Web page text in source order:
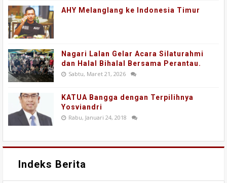
AHY Melanglang ke Indonesia Timur
Nagari Lalan Gelar Acara Silaturahmi
dan Halal Bihalal Bersama Perantau.
Sabtu, Maret 21, 2026
KATUA Bangga dengan Terpilihnya
Yosviandri
Rabu, Januari 24, 2018
Indeks Berita